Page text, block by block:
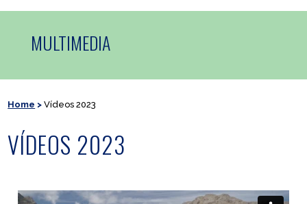
MULTIMEDIA
Home >Vídeos 2023
VÍDEOS 2023